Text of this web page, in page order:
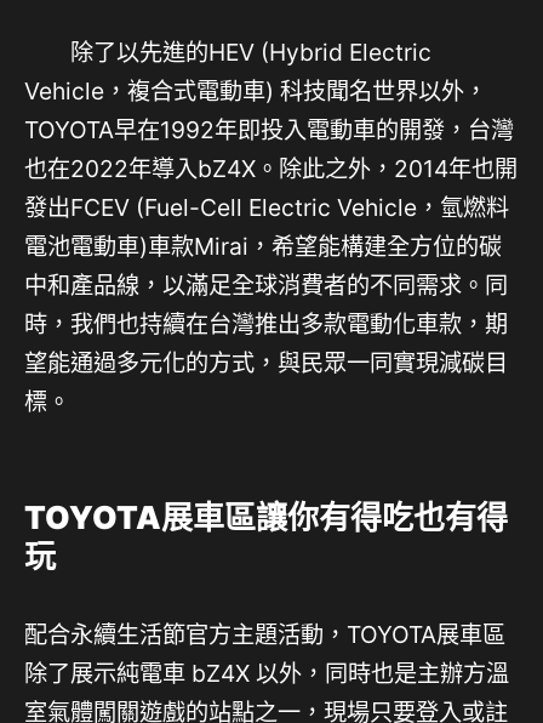
除了以先進的HEV (Hybrid Electric
Vehicle，複合式電動車) 科技聞名世界以外，
TOYOTA早在1992年即投入電動車的開發，台灣
也在2022年導入bZ4X。除此之外，2014年也開
發出FCEV (Fuel-Cell Electric Vehicle，氫燃料
電池電動車)車款Mirai，希望能構建全方位的碳
中和產品線，以滿足全球消費者的不同需求。同
時，我們也持續在台灣推出多款電動化車款，期
望能通過多元化的方式，與民眾一同實現減碳目
標。
TOYOTA展車區讓你有得吃也有得
玩
配合永續生活節官方主題活動，TOYOTA展車區
除了展示純電車 bZ4X 以外，同時也是主辦方溫
室氣體闖關遊戲的站點之一，現場只要登入或註